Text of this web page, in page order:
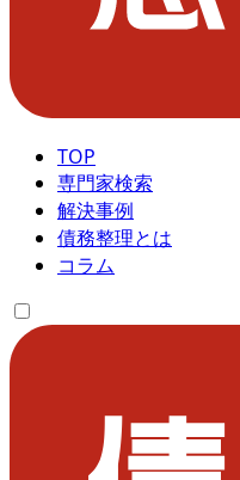
TOP
専門家検索
解決事例
債務整理とは
コラム